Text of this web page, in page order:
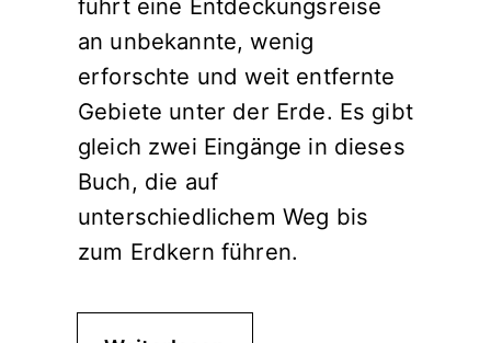
führt eine Entdeckungsreise
an unbekannte, wenig
erforschte und weit entfernte
Gebiete unter der Erde. Es gibt
gleich zwei Eingänge in dieses
Buch, die auf
unterschiedlichem Weg bis
zum Erdkern führen.